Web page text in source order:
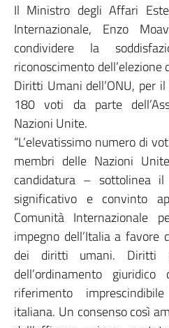
Il Ministro degli Affari
Internazionale, Enzo
condividere la
riconoscimento dell’elezione
Diritti Umani dell’ONU, per
180 voti da parte
Nazioni Unite.
“L’elevatissimo numero di
membri delle Nazioni
candidatura – sottolinea
significativo e convinto
Comunità Internazionale
impegno dell’Italia a favore
dei diritti umani. Diritti
dell’ordinamento
riferimento
italiana. Un consenso così